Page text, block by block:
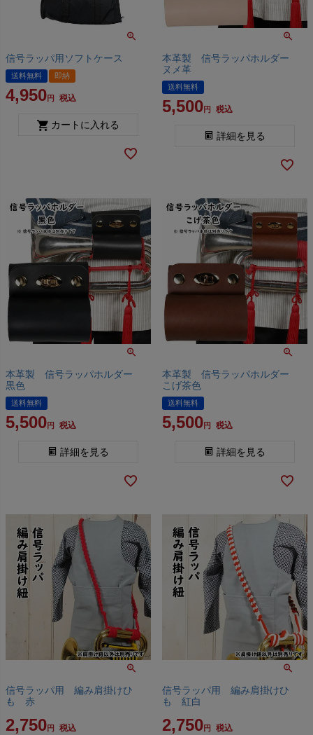
信号ラッパ用ソフトケース
送料無料 即納
4,950 税込
カートに入れる
本革製 信号ラッパホルダー
ヌメ革
送料無料
5,500 税込
詳細を見る
本革製 信号ラッパホルダー
黒色
送料無料
5,500 税込
詳細を見る
本革製 信号ラッパホルダー
こげ茶色
送料無料
5,500 税込
詳細を見る
信号ラッパ用 編み肩掛けひ
も 赤
2,750 税込
信号ラッパ用 編み肩掛けひ
も 紅白
2,750 税込